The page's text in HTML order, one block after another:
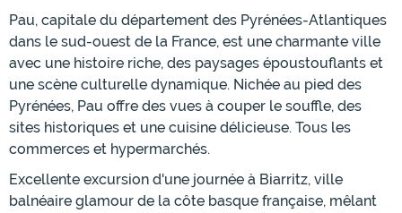
Pau, capitale du département des Pyrénées-Atlantiques
dans le sud-ouest de la France, est une charmante ville
avec une histoire riche, des paysages époustouflants et
une scène culturelle dynamique. Nichée au pied des
Pyrénées, Pau offre des vues à couper le souffle, des
sites historiques et une cuisine délicieuse. Tous les
commerces et hypermarchés.
Excellente excursion d'une journée à Biarritz, ville
balnéaire glamour de la côte basque française, mêlant